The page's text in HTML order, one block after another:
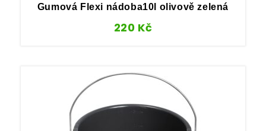
Gumová Flexi nádoba10l olivově zelená
220 Kč